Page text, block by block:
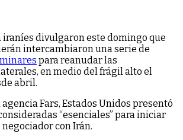
iraníes divulgaron este domingo que
intercambiaron una serie de
para reanudar las
en medio del frágil alto el
abril.
Fars, Estados Unidos presentó
“esenciales” para iniciar
con Irán.